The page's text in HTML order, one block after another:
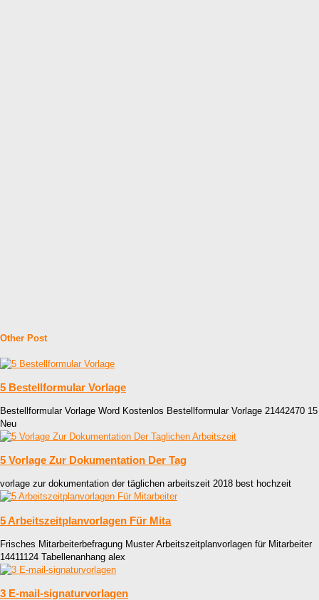
Other Post
5 Bestellformular Vorlage
Bestellformular Vorlage Word Kostenlos Bestellformular Vorlage 21442470 15
Neu
5 Vorlage Zur Dokumentation Der Tag
vorlage zur dokumentation der täglichen arbeitszeit 2018 best hochzeit
5 Arbeitszeitplanvorlagen Für Mita
Frisches Mitarbeiterbefragung Muster Arbeitszeitplanvorlagen für Mitarbeiter
14411124 Tabellenanhang alex
3 E-mail-signaturvorlagen